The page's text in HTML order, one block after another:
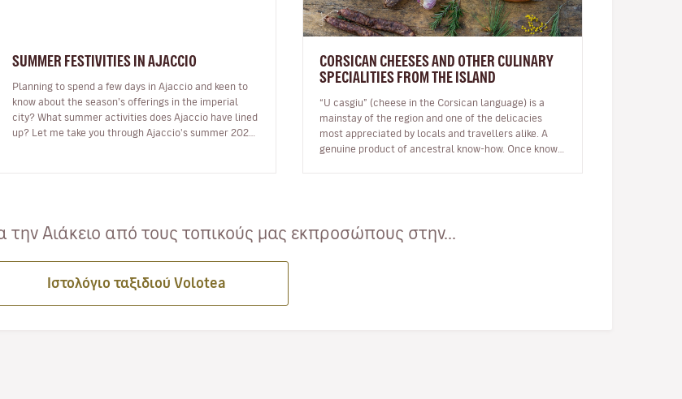
SUMMER FESTIVITIES IN AJACCIO
Planning to spend a few days in Ajaccio and keen to
know about the season’s offerings in the imperial
city? What summer activities does Ajaccio have lined
up? Let me take you through Ajaccio's summer 2024
CORSICAN CHEESES AND OTHER CULINARY
SPECIALITIES FROM THE ISLAND
“U casgiu” (cheese in the Corsican language) is a
mainstay of the region and one of the delicacies
most appreciated by locals and travellers alike. A
genuine product of ancestral know-how. Once known
Αιάκειο από τους τοπικούς μας εκπροσώπους στην...
Ιστολόγιο ταξιδιού Volotea